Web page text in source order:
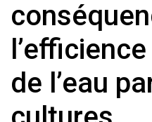
de l’eau